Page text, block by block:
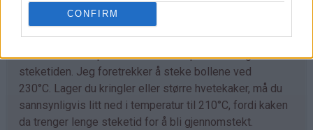
CONFIRM
♥
Det går fint å bruke denne deigen til å lage
kanelboller, skolebrød, kringle og andre typer gjærbakst.
Eneste du må tilpasse er steketemperaturen og
steketiden. Jeg foretrekker å steke bollene ved
230°C. Lager du kringler eller større hvetekaker, må du
sannsynligvis litt ned i temperatur til 210°C, fordi kaken
da trenger lenge steketid for å bli gjennomstekt.